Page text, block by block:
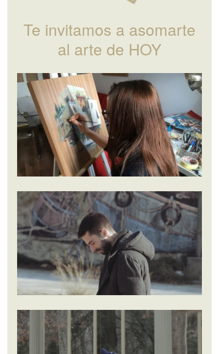
Te invitamos a asomarte
al arte de HOY